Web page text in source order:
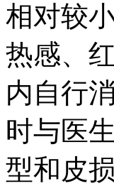
相对较
热感、
内自行
时与医
型和皮